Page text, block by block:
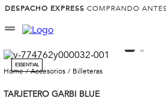
DESPACHO EXPRESS COMPRANDO
ESSENTIAL
accesorios billeteras
TARJETERO GARBI BLUE